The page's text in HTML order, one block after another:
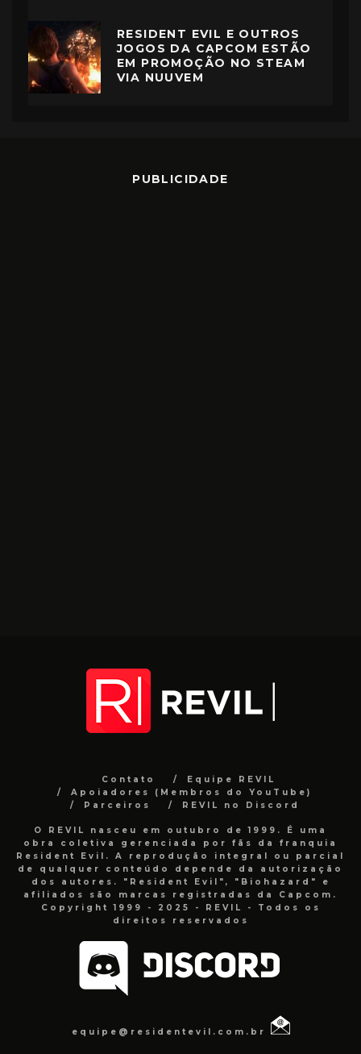
RESIDENT EVIL E OUTROS
JOGOS DA CAPCOM ESTÃO
EM PROMOÇÃO NO STEAM
VIA NUUVEM
PUBLICIDADE
Contato
Equipe REVIL
Apoiadores (Membros do YouTube)
Parceiros
REVIL no Discord
O REVIL nasceu em outubro de 1999. É uma
obra coletiva gerenciada por fãs da franquia
Resident Evil. A reprodução integral ou parcial
de qualquer conteúdo depende da autorização
dos autores. "Resident Evil", "Biohazard" e
afiliados são marcas registradas da Capcom.
Copyright 1999 - 2025 - REVIL - Todos os
direitos reservados
equipe@residentevil.com.br